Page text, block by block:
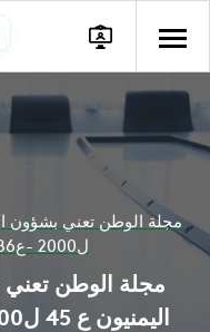
ل2000 -ع86 ل2003 ـأعداد متفرقة
مجلة الوطن